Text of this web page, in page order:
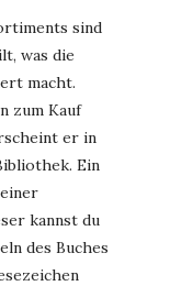
sind
was die
macht.
zum Kauf
er in
Ein
kannst du
des Buches